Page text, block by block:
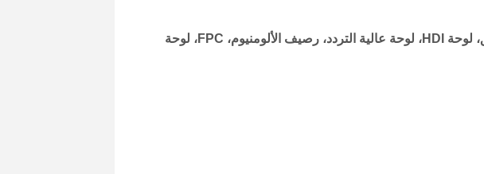
نوع المنتج: لوحة نحاس سميكة (5 أوز) ، لوحة عائق، لوحة HDI، لوحة عالية التردد، رصيف الألومنيوم، FPC، لوحة